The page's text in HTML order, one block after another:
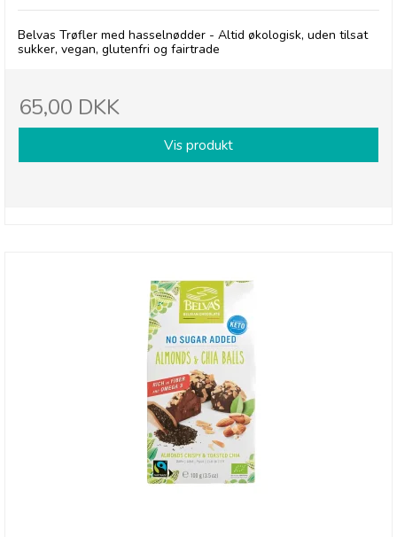
Belvas Trøfler med hasselnødder - Altid økologisk, uden tilsat
sukker, vegan, glutenfri og fairtrade
65,00 DKK
Vis produkt